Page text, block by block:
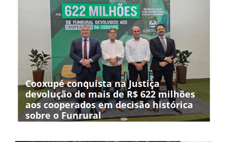
Cooxupé conquista na Justiça
devolução de mais de R$ 622 milhões
aos cooperados em decisão histórica
sobre o Funrural